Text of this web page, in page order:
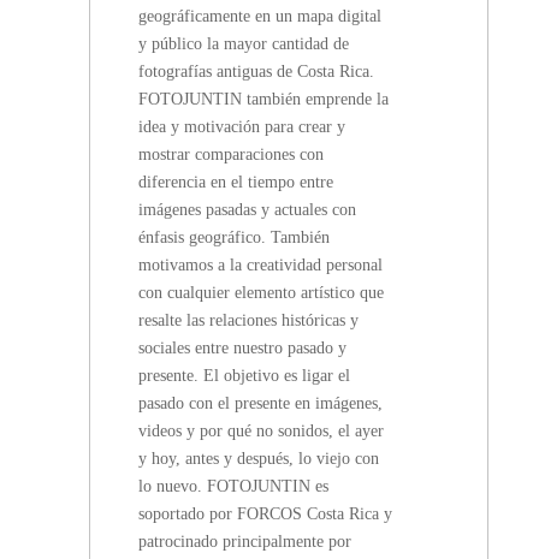
geográficamente en un mapa digital
y público la mayor cantidad de
fotografías antiguas de Costa Rica.
FOTOJUNTIN también emprende la
idea y motivación para crear y
mostrar comparaciones con
diferencia en el tiempo entre
imágenes pasadas y actuales con
énfasis geográfico. También
motivamos a la creatividad personal
con cualquier elemento artístico que
resalte las relaciones históricas y
sociales entre nuestro pasado y
presente. El objetivo es ligar el
pasado con el presente en imágenes,
videos y por qué no sonidos, el ayer
y hoy, antes y después, lo viejo con
lo nuevo. FOTOJUNTIN es
soportado por FORCOS Costa Rica y
patrocinado principalmente por